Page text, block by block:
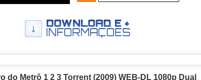
do Metrô 1 2 3 Torrent (2009) WEB-DL 1080p Dual